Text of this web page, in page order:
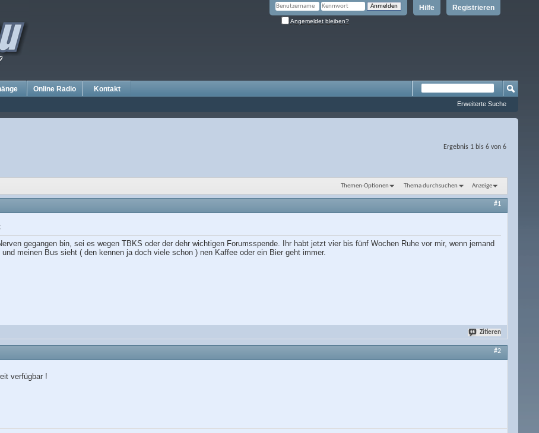
Registrieren
Hilfe
Angemeldet bleiben?
Online Radio Kontakt
Erweiterte Suche
Ergebnis 1 bis 6 von 6
Themen-Optionen Thema durchsuchen Anzeige
#1
gegangen bin, sei es wegen TBKS oder der dehr wichtigen Forumsspende. Ihr habt jetzt vier bis fünf Wochen Ruhe vor mir, wenn jemand
meinen Bus sieht ( den kennen ja doch viele schon ) nen Kaffee oder ein Bier geht immer.
Zitieren
#2
verfügbar !